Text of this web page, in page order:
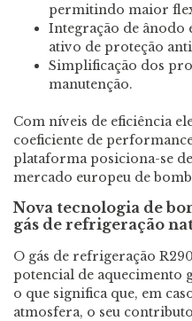
permitindo maior
Integração de ânodo
ativo de proteção
Simplificação dos
manutenção.
Com níveis de eficiência
coeficiente de performance
plataforma posiciona-se
mercado europeu de
Nova tecnologia de
gás de refrigeração
O gás de refrigeração
potencial de aquecimento
o que significa que, em
atmosfera, o seu